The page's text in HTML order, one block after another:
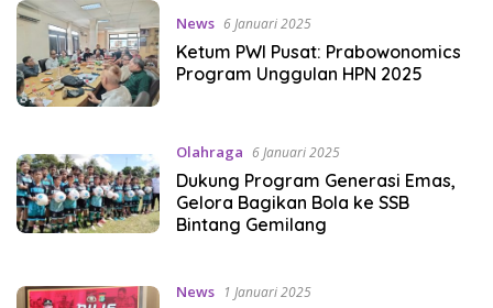
News 6 Januari 2025
Ketum PWI Pusat: Prabowonomics
Program Unggulan HPN 2025
Olahraga 6 Januari 2025
Dukung Program Generasi Emas,
Gelora Bagikan Bola ke SSB
Bintang Gemilang
News 1 Januari 2025